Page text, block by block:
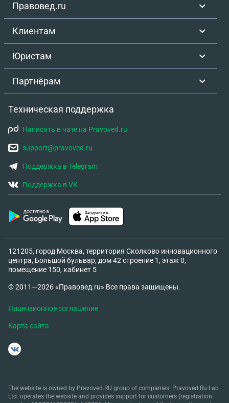
Правовед.ru
Клиентам
Юристам
Партнёрам
Техническая поддержка
Написать в чате на Pravoved.ru
support@pravoved.ru
Поддержка в Telegram
Поддержка в VK
121205, город Москва, территория Сколково инновационного
центра, Большой бульвар, дом 42 строение 1, этаж 0,
помещение 150, кабинет 5
© 2011—2026 «Правовед.ru» Все права защищены.
Лицензионное соглашение
Карта сайта
The website is owned by Pravoved.RU group of companies. Pravoved.Ru Lab
Ltd. operates the website and provides support for customers (registration